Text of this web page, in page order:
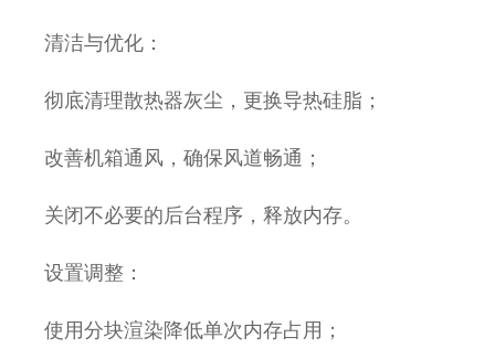
清洁与优化：
彻底清理散热器灰尘，更换导热硅脂；
改善机箱通风，确保风道畅通；
关闭不必要的后台程序，释放内存。
设置调整：
使用分块渲染降低单次内存占用；